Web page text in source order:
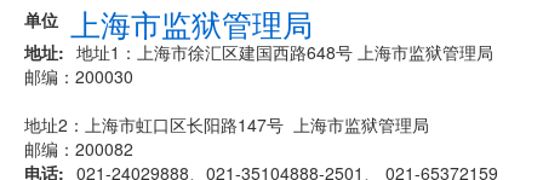
单位
上海市监狱管理局
地址
地址1：上海市徐汇区建国西路648号 上海市监狱管理局
邮编：200030
地址2：上海市虹口区长阳路147号 上海市监狱管理局
邮编：200082
电话
021-24029888、021-35104888-2501、 021-65372159